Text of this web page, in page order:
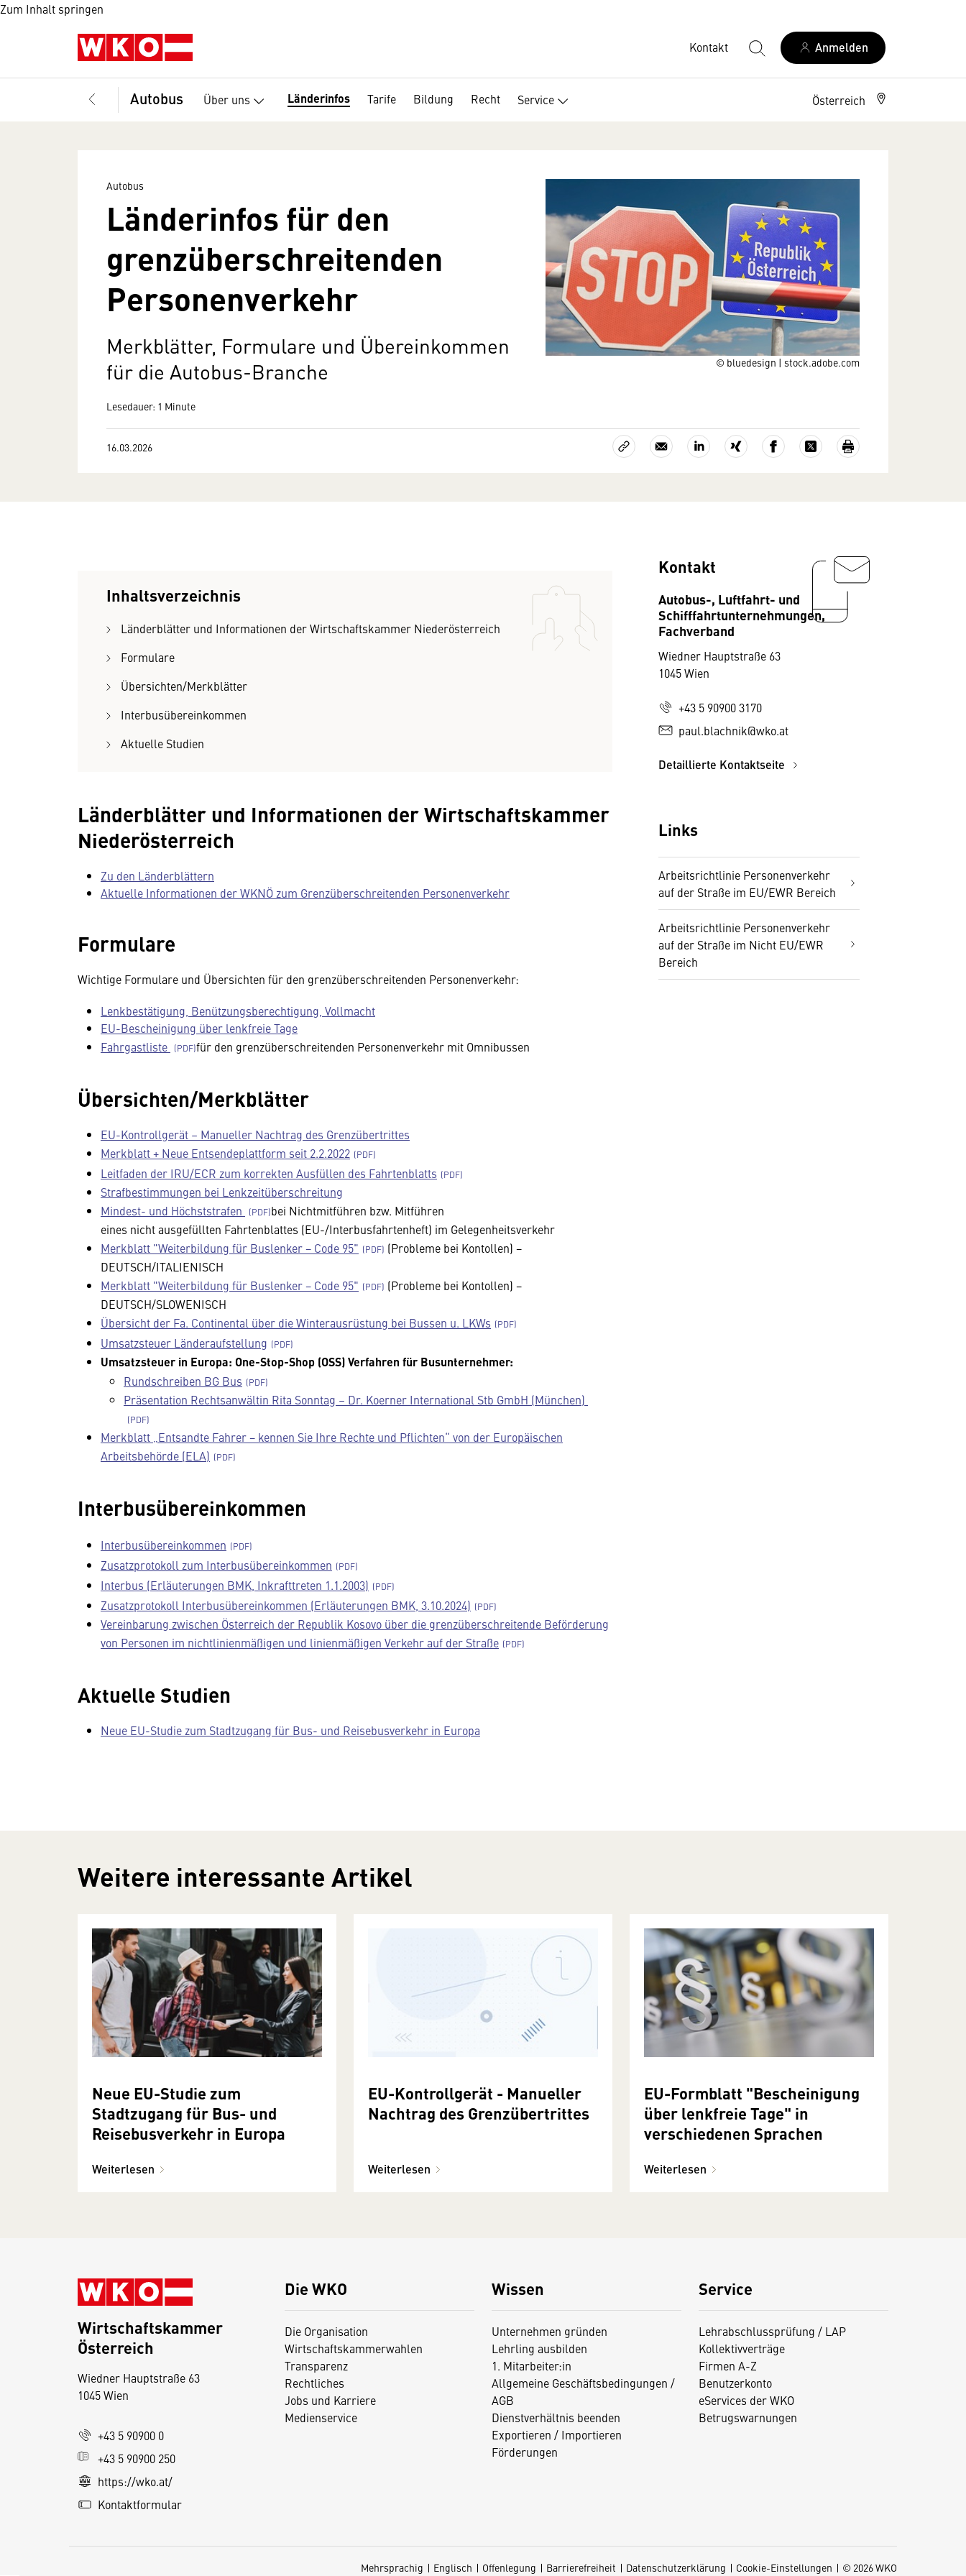
Zum Inhalt springen
Kontakt Anmelden
Autobus Über uns Länderinfos Tarife Bildung Recht Service Österreich
© bluedesign | stock.adobe.com
Autobus
Länderinfos für den
grenzüberschreitenden
Personenverkehr
Merkblätter, Formulare und Übereinkommen
für die Autobus-Branche
Lesedauer: 1 Minute
16.03.2026
Inhaltsverzeichnis
Länderblätter und Informationen der Wirtschaftskammer Niederösterreich
Formulare
Übersichten/Merkblätter
Interbusübereinkommen
Aktuelle Studien
Länderblätter und Informationen der Wirtschaftskammer
Niederösterreich
Zu den Länderblättern
Aktuelle Informationen der WKNÖ zum Grenzüberschreitenden Personenverkehr
Formulare
Wichtige Formulare und Übersichten für den grenzüberschreitenden Personenverkehr:
Lenkbestätigung, Benützungsberechtigung, Vollmacht
EU-Bescheinigung über lenkfreie Tage
Fahrgastliste
für den grenzüberschreitenden Personenverkehr mit Omnibussen
Übersichten/Merkblätter
EU-Kontrollgerät – Manueller Nachtrag des Grenzübertrittes
Merkblatt + Neue Entsendeplattform seit 2.2.2022
Leitfaden der IRU/ECR zum korrekten Ausfüllen des Fahrtenblatts
Strafbestimmungen bei Lenkzeitüberschreitung
Mindest- und Höchststrafen
bei Nichtmitführen bzw. Mitführen
eines nicht ausgefüllten Fahrtenblattes (EU-/Interbusfahrtenheft) im Gelegenheitsverkehr
Merkblatt "Weiterbildung für Buslenker − Code 95"
(Probleme bei Kontollen) −
DEUTSCH/ITALIENISCH
Merkblatt "Weiterbildung für Buslenker − Code 95"
(Probleme bei Kontollen) −
DEUTSCH/SLOWENISCH
Übersicht der Fa. Continental über die Winterausrüstung bei Bussen u. LKWs
Umsatzsteuer Länderaufstellung
Umsatzsteuer in Europa: One-Stop-Shop (OSS) Verfahren für Busunternehmer:
Rundschreiben BG Bus
Präsentation Rechtsanwältin Rita Sonntag – Dr. Koerner International Stb GmbH (München)
Merkblatt „Entsandte Fahrer − kennen Sie Ihre Rechte und Pflichten“ von der Europäischen
Arbeitsbehörde (ELA)
Interbusübereinkommen
Interbusübereinkommen
Zusatzprotokoll zum Interbusübereinkommen
Interbus (Erläuterungen BMK, Inkrafttreten 1.1.2003)
Zusatzprotokoll Interbusübereinkommen (Erläuterungen BMK, 3.10.2024)
Vereinbarung zwischen Österreich der Republik Kosovo über die grenzüberschreitende Beförderung
von Personen im nichtlinienmäßigen und linienmäßigen Verkehr auf der Straße
Aktuelle Studien
Neue EU-Studie zum Stadtzugang für Bus- und Reisebusverkehr in Europa
Kontakt
Autobus-, Luftfahrt- und
Schifffahrtunternehmungen,
Fachverband
Wiedner Hauptstraße 63
1045 Wien
+43 5 90900 3170
paul.blachnik@wko.at
Detaillierte Kontaktseite
Links
Arbeitsrichtlinie Personenverkehr
auf der Straße im EU/EWR Bereich
Arbeitsrichtlinie Personenverkehr
auf der Straße im Nicht EU/EWR
Bereich
Weitere interessante Artikel
Neue EU-Studie zum
Stadtzugang für Bus- und
Reisebusverkehr in Europa
Weiterlesen
EU-Kontrollgerät - Manueller
Nachtrag des Grenzübertrittes
Weiterlesen
EU-Formblatt "Bescheinigung
über lenkfreie Tage" in
verschiedenen Sprachen
Weiterlesen
Die WKO
Die Organisation
Wirtschaftskammerwahlen
Transparenz
Rechtliches
Jobs und Karriere
Medienservice
Wissen
Unternehmen gründen
Lehrling ausbilden
1. Mitarbeiter:in
Allgemeine Geschäftsbedingungen /
AGB
Dienstverhältnis beenden
Exportieren / Importieren
Förderungen
Service
Lehrabschlussprüfung / LAP
Kollektivverträge
Firmen A-Z
Benutzerkonto
eServices der WKO
Betrugswarnungen
Wirtschaftskammer
Österreich
Wiedner Hauptstraße 63
1045 Wien
+43 5 90900 0
+43 5 90900 250
https://wko.at/
Kontaktformular
Mehrsprachig Englisch Offenlegung Barrierefreiheit Datenschutzerklärung Cookie-Einstellungen © 2026 WKO